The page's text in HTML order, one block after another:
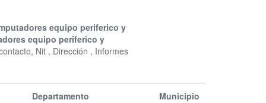
equipo periferico y
equipo periferico y
Nit , Dirección , Informes
Departamento Municipio